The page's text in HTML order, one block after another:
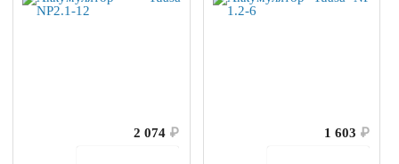
2 074 ₽
1 603 ₽